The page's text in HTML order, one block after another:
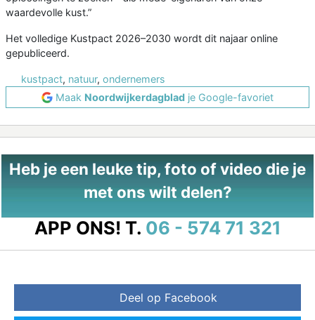
waardevolle kust.”
Het volledige Kustpact 2026–2030 wordt dit najaar online
gepubliceerd.
kustpact, natuur, ondernemers
Maak Noordwijkerdagblad je Google-favoriet
Heb je een leuke tip, foto of video die je
met ons wilt delen?
APP ONS! T. 06 - 574 71 321
Deel op Facebook